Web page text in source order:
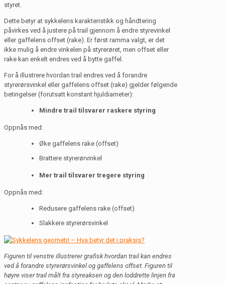
styret.
Dette betyr at sykkelens karakteristikk og håndtering
påvirkes ved å justere på trail gjennom å endre styrevinkel
eller gaffelens offset (rake). Er først ramma valgt, er det
ikke mulig å endre vinkelen på styrerøret, men offset eller
rake kan enkelt endres ved å bytte gaffel.
For å illustrere hvordan trail endres ved å forandre
styrerørsvinkel eller gaffelens offset (rake) gjelder følgende
betingelser (forutsatt konstant hjuldiameter):
Mindre trail tilsvarer raskere styring
Oppnås med:
Øke gaffelens rake (offset)
Brattere styrerørvinkel
Mer trail tilsvarer tregere styring
Oppnås med:
Redusere gaffelens rake (offset)
Slakkere styrerørsvinkel
Figuren til venstre illustrerer grafisk hvordan trail kan endres
ved å forandre styrerørsvinkel og gaffelens offset. Figuren til
høyre viser trail målt fra styreaksen og den loddrette linjen fra